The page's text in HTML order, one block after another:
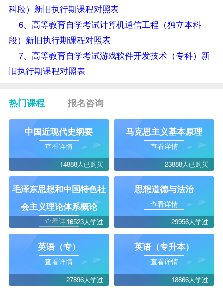
科段）新旧执行期课程对照表
6、高等教育自学考试计算机通信工程（独立本科
段）新旧执行期课程对照表
7、高等教育自学考试游戏软件开发技术（专科）新
旧执行期课程对照表
热门课程 报名咨询
中国近现代史纲要
查看详情
14888人已购买
马克思主义基本原理
查看详情
23888人已购买
毛泽东思想和中国特色社
会主义理论体系概论
查看详情16523人学过
思想道德与法治
查看详情
29956人学过
英语（专）
查看详情
27896人学过
英语（专升本）
查看详情
18866人学过